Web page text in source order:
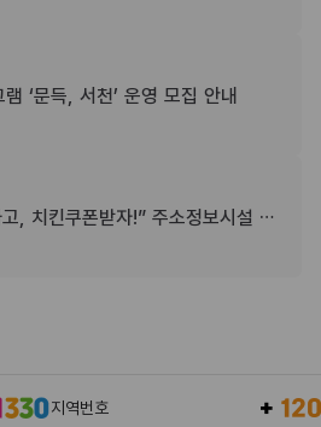
‘문득, 서천’ 운영 모집 안내
“전북특별자치도 여행하고, 치킨쿠폰받자!” 주소정보시설 SNS 인증이벤트
지역번호